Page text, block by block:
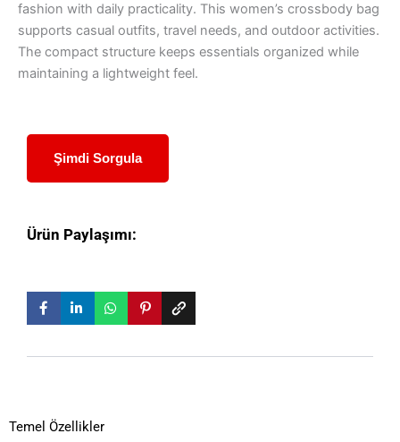
fashion with daily practicality. This women’s crossbody bag
supports casual outfits, travel needs, and outdoor activities.
The compact structure keeps essentials organized while
maintaining a lightweight feel.
Şimdi Sorgula
Ürün Paylaşımı:
Temel Özellikler